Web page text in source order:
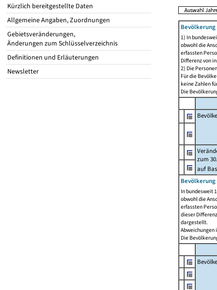
Kürzlich bereitgestellte Daten
Allgemeine Angaben, Zuordnungen
Gebietsveränderungen,
Änderungen zum Schlüsselverzeichnis
Definitionen und Erläuterungen
Newsletter
1) In
obwohl die
erfassten
Differenz von
2) Die
Für die
keine Zahlen
Die
zum
auf
Bevölkerung
In bundesweit
obwohl die
erfassten
dieser
dargestellt.
Abweichungen
Die